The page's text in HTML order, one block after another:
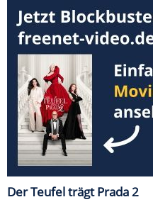
Der Teufel trägt Prada 2